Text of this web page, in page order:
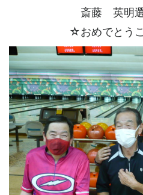
斎藤 英明選
☆おめでとう